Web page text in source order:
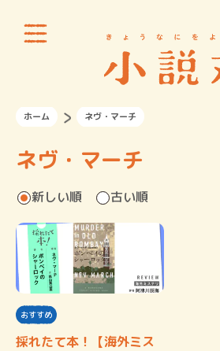
ホーム ネヴ・マーチ
ネヴ・マーチ
新しい順 古い順
おすすめ
採れたて本！【海外ミス